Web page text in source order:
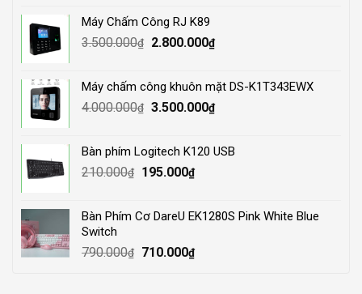
1.500.000₫.
Máy Chấm Công RJ K89
3.500.000₫
Original
3.500.000₫.
2.800.000₫Current
2.800.000₫.
Máy chấm công khuôn mặt DS-K1T343EWX
4.000.000₫ Original
4.000.000₫.
3.500.000₫Current
3.500.000₫.
Bàn phím Logitech K120 USB
210.000₫
Original
210.000₫.
195.000₫Current
195.000₫.
Bàn Phím Cơ DareU EK1280S Pink White Blue
Switch
790.000₫
Original
710.000₫Current